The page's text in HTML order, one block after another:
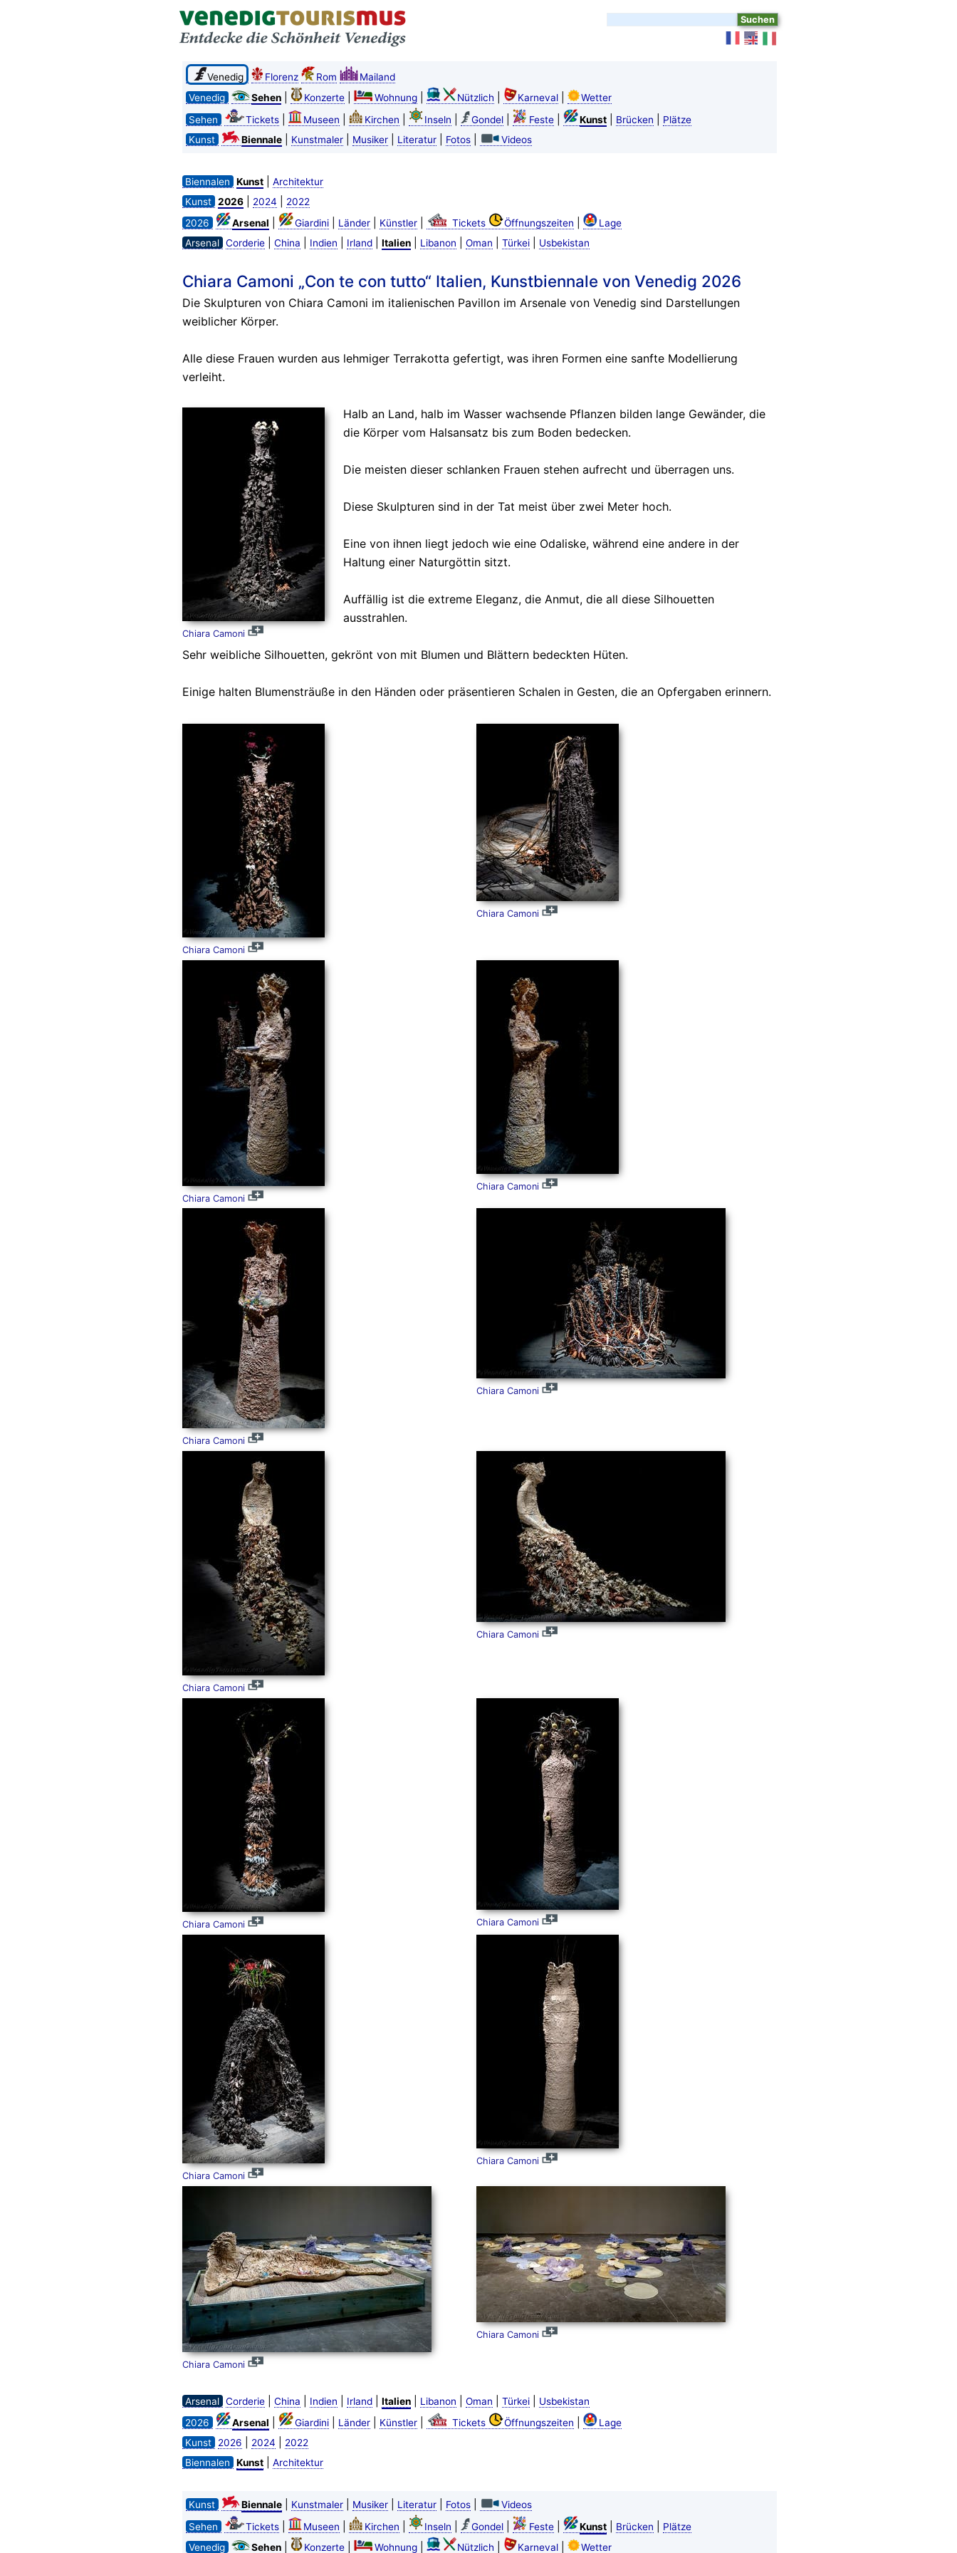
Venedig Florenz Rom
Mailand
Venedig
Sehen| Konzerte| Wohnung| Nützlich Karneval|
Wetter
Sehen
Tickets| Museen Kirchen Inseln Gondel| Feste| Kunst| Brücken
Plätze
Kunst
Biennale| Kunstmaler| Musiker| Literatur| Fotos| Videos
Biennalen Kunst| Architektur
Kunst 2026| 2024
2022
2026
Arsenal Giardini| Länder| Künstler| Tickets Öffnungszeiten
Lage
Arsenal Corderie| China Indien Irland| Italien| Libanon Oman Türkei| Usbekistan
Chiara Camoni „Con te con tutto“ Italien, Kunstbiennale von Venedig 2026
Die Skulpturen von Chiara Camoni im italienischen Pavillon im Arsenale von Venedig sind Darstellungen
weiblicher Körper.
Alle diese Frauen wurden aus lehmiger Terrakotta gefertigt, was ihren Formen eine sanfte Modellierung
verleiht.
Chiara Camoni
Halb an Land, halb im Wasser wachsende Pflanzen bilden lange Gewänder, die
die Körper vom Halsansatz bis zum Boden bedecken.
Die meisten dieser schlanken Frauen stehen aufrecht und überragen uns.
Diese Skulpturen sind in der Tat meist über zwei Meter hoch.
Eine von ihnen liegt jedoch wie eine Odaliske, während eine andere in der
Haltung einer Naturgöttin sitzt.
Auffällig ist die extreme Eleganz, die Anmut, die all diese Silhouetten
ausstrahlen.
Sehr weibliche Silhouetten, gekrönt von mit Blumen und Blättern bedeckten Hüten.
Einige halten Blumensträuße in den Händen oder präsentieren Schalen in Gesten, die an Opfergaben erinnern.
Chiara Camoni
Chiara Camoni
Chiara Camoni
Chiara Camoni
Chiara Camoni
Chiara Camoni
Chiara Camoni
Chiara Camoni
Chiara Camoni Chiara Camoni
Chiara Camoni
Chiara Camoni
Chiara Camoni
Chiara Camoni
Arsenal Corderie| China Indien Irland| Italien| Libanon Oman Türkei|
Usbekistan
2026
Arsenal Giardini| Länder| Künstler| Tickets Öffnungszeiten
Lage
Kunst
2026 2024
2022
Biennalen
Kunst| Architektur
Kunst Biennale| Kunstmaler| Musiker| Literatur| Fotos|
Videos
Sehen
Tickets| Museen Kirchen Inseln Gondel| Feste| Kunst| Brücken
Plätze
Venedig
Sehen| Konzerte| Wohnung| Nützlich Karneval| Wetter